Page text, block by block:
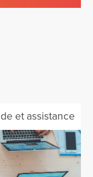
et assistance